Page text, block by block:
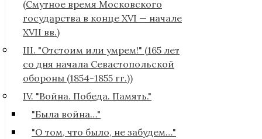
(Смутное время Московского
государства в конце XVI — начале
XVII вв.)
III. "Отстоим или умрем!" (165 лет
со дня начала Севастопольской
обороны (1854-1855 гг.))
IV. "Война. Победа. Память."
"Была война…"
"О том, что было, не забудем…"